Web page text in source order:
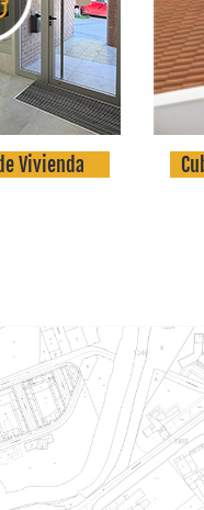
Vivienda